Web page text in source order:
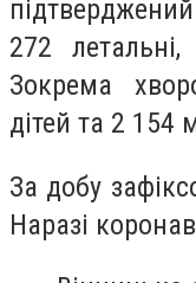
272
Зокрема
дітей та 2 154
За добу
Наразі